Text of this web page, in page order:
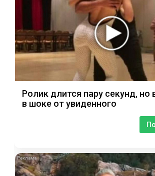
Ролик длится пару секунд, но
в шоке от увиденного